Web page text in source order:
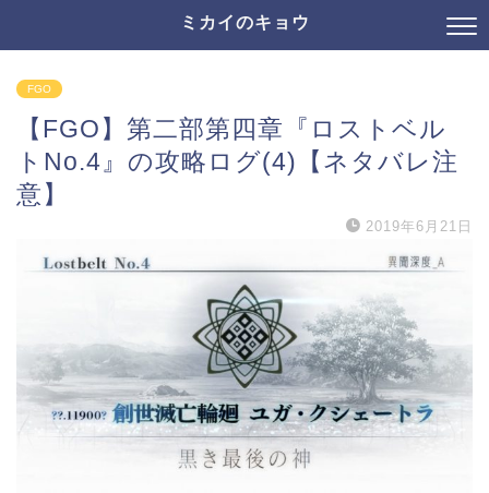
ミカイのキョウ
FGO
【FGO】第二部第四章『ロストベル
トNo.4』の攻略ログ(4)【ネタバレ注
意】
2019年6月21日